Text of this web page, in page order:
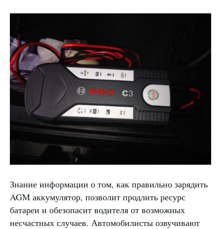
Знание информации о том, как правильно зарядить
AGM аккумулятор, позволит продлить ресурс
батареи и обезопасит водителя от возможных
несчастных случаев. Автомобилисты озвучивают